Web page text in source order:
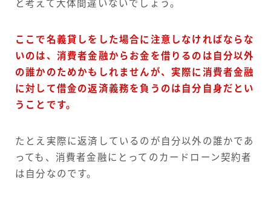
と考えて大体間違いないでしょう。
ここで名義貸しをした場合に注意しなければならな
いのは、消費者金融からお金を借りるのは自分以外
の誰かのためかもしれませんが、実際に消費者金融
に対して借金の返済義務を負うのは自分自身だとい
うことです。
たとえ実際に返済しているのが自分以外の誰かであ
っても、消費者金融にとってのカードローン契約者
は自分なのです。